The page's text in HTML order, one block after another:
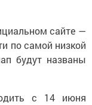
сайте —
по самой низкой
будут названы
с 14 июня